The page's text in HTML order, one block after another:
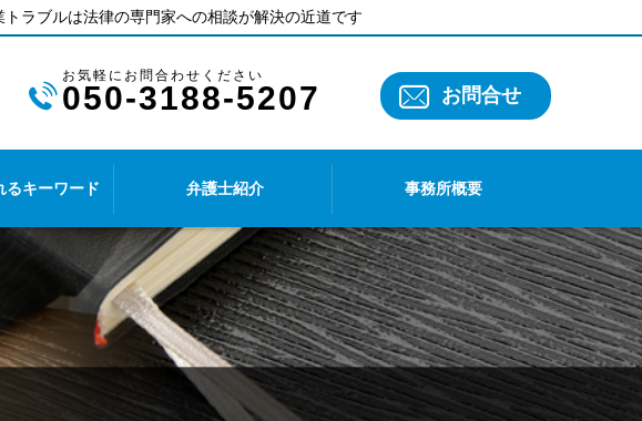
ラブルは法律の専門家への相談が解決の近道です
050-3188-5207 お問合せ
るキーワード 弁護士紹介 事務所概要